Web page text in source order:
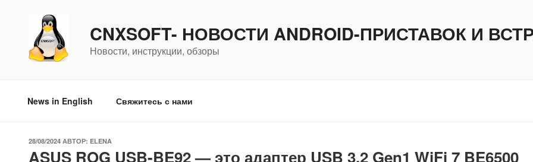
содержимому
CNXSOFT- НОВОСТИ ANDROID-ПРИСТАВОК И
Новости, инструкции, обзоры
News in English Свяжитесь с нами
ОПУБЛИКОВАНО
28/08/2024 АВТОР: ELENA
ASUS ROG USB-BE92 — это адаптер USB 3.2 Gen1 WiFi 7 BE6500